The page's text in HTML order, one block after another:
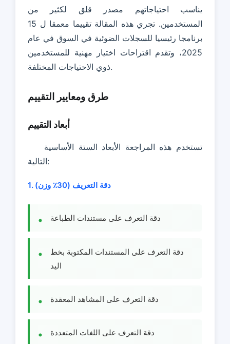
يناسب احتياجاتهم مصدر قلق لكثير من
المستخدمين. تجري هذه المقالة تقييما معمقا ل 15
برنامجا رئيسيا للسجلات الضوئية في السوق في عام
2025، وتقدم اقتراحات اختيار مهنية للمستخدمين
ذوي الاحتياجات المختلفة.
طرق ومعايير التقييم
أبعاد التقييم
تستخدم هذه المراجعة الأبعاد الستة الأساسية
التالية:
1. دقة التعريف (30٪ وزن)
دقة التعرف على مستندات الطباعة
دقة التعرف على المستندات المكتوبة بخط
اليد
دقة التعرف على المشاهد المعقدة
دقة التعرف على اللغات المتعددة